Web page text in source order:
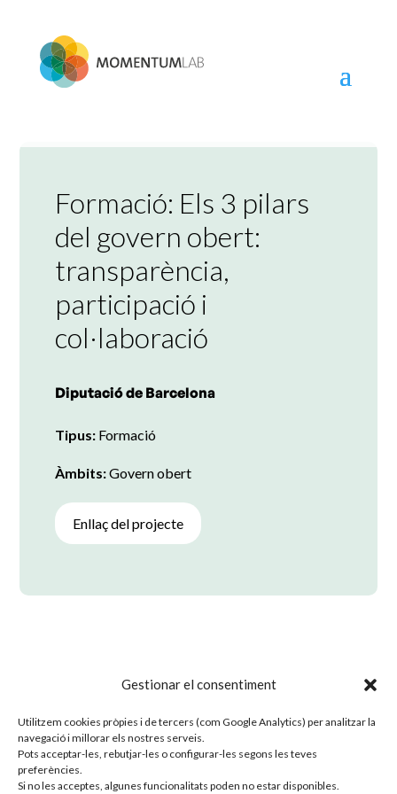
content
Gestionar el consentiment
Utilitzem cookies pròpies i de tercers (com Google Analytics) per analitzar la
navegació i millorar els nostres serveis.
Pots acceptar-les, rebutjar-les o configurar-les segons les teves
preferències.
Si no les acceptes, algunes funcionalitats poden no estar disponibles.
Formació: Els 3 pilars
del govern obert:
transparència,
participació i
col·laboració
Diputació de Barcelona
Tipus: Formació
Àmbits:Govern obert
Enllaç del projecte
Tornar a projectes